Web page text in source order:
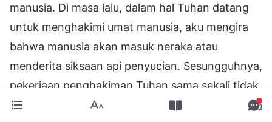
manusia. Di masa lalu, dalam hal Tuhan datang
untuk menghakimi umat manusia, aku mengira
bahwa manusia akan masuk neraka atau
menderita siksaan api penyucian. Sesungguhnya,
pekerjaan penghakiman Tuhan sama sekali tidak
seperti yang kita bayangkan, melainkan, justru